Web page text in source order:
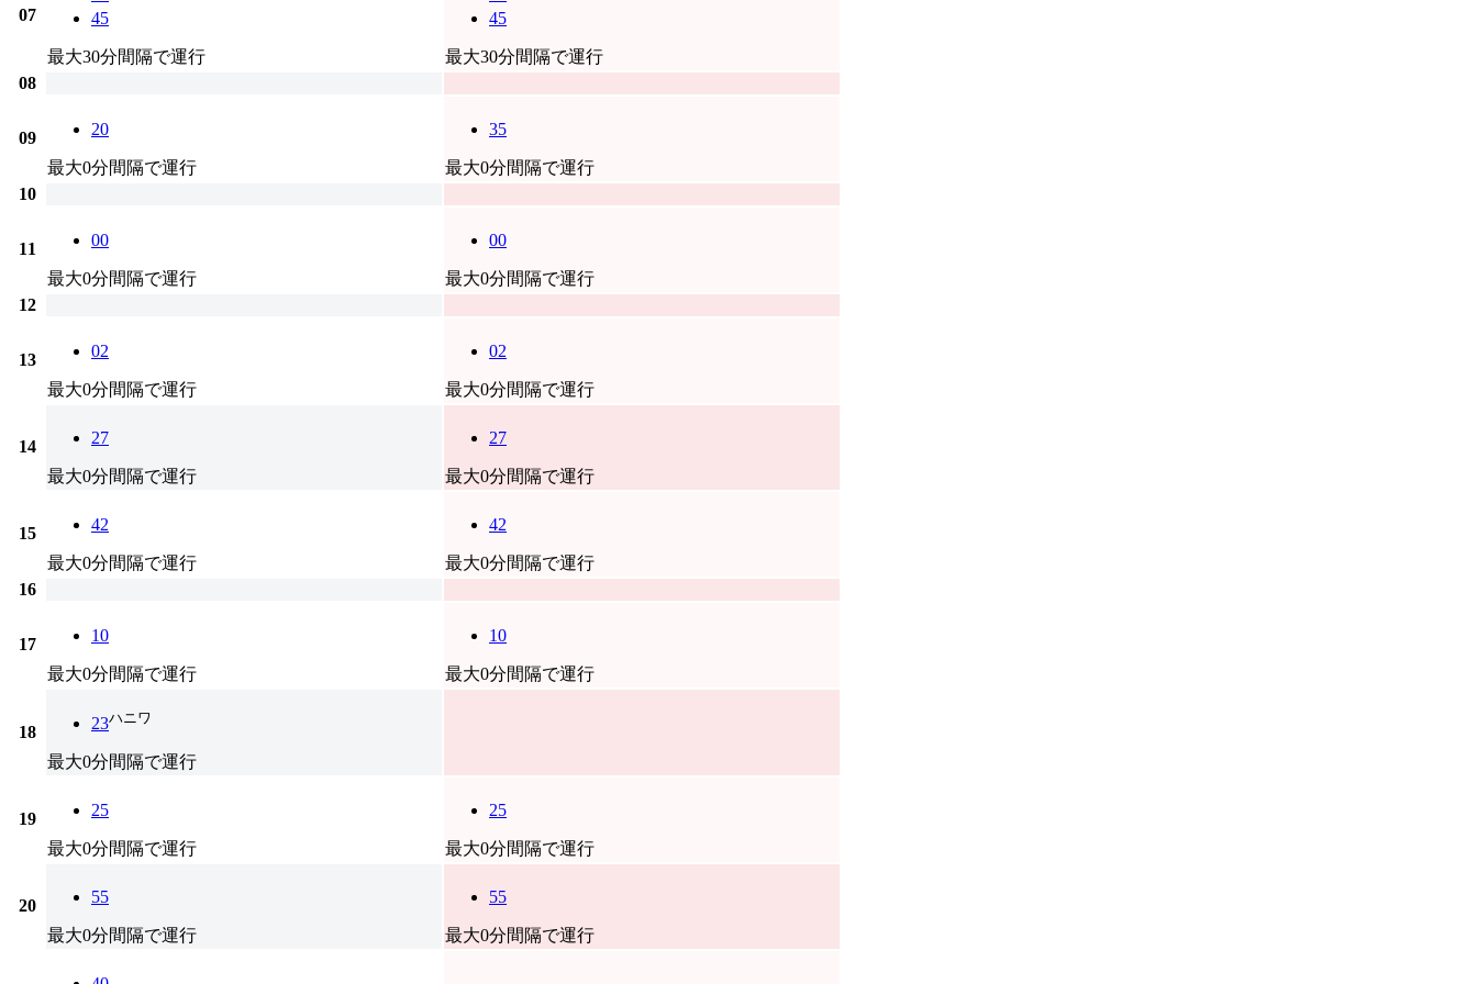
07
45
最大30分間隔で運行
45
最大30分間隔で運行
08
09 20
最大0分間隔で運行
35
最大0分間隔で運行
10
11 00
最大0分間隔で運行
00
最大0分間隔で運行
12
13 02
最大0分間隔で運行
02
最大0分間隔で運行
14 27
最大0分間隔で運行
27
最大0分間隔で運行
15 42
最大0分間隔で運行
42
最大0分間隔で運行
16
17 10
最大0分間隔で運行
10
最大0分間隔で運行
18 23ハニワ
最大0分間隔で運行
19 25
最大0分間隔で運行
25
最大0分間隔で運行
20 55
最大0分間隔で運行
55
最大0分間隔で運行